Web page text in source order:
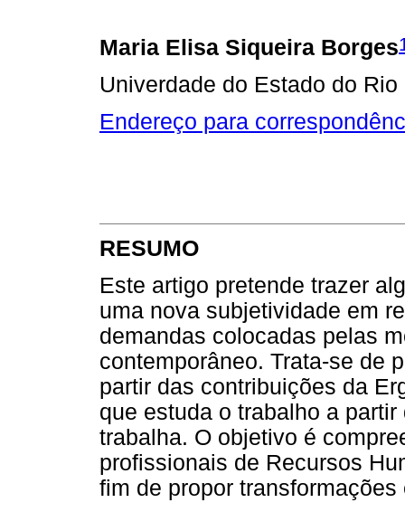
Maria Elisa Siqueira Borges
Univerdade do Estado do
Endereço para
RESUMO
Este artigo pretende trazer
uma nova subjetividade em
demandas colocadas pelas
contemporâneo. Trata-se de
partir das contribuições da
que estuda o trabalho a
trabalha. O objetivo é
profissionais de Recursos
fim de propor